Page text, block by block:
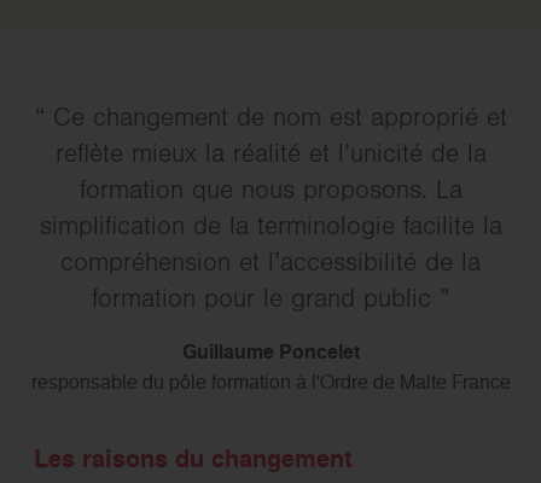
Ce changement de nom est approprié et
reflète mieux la réalité et l’unicité de la
formation que nous proposons. La
simplification de la terminologie facilite la
compréhension et l’accessibilité de la
formation pour le grand public
Guillaume Poncelet
responsable du pôle formation à l'Ordre de Malte France
Les raisons du changement